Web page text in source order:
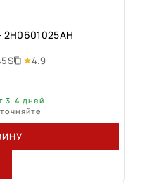
2H0601025AH
4.9
3-4 дней